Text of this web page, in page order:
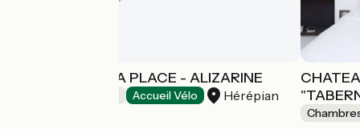
DES LITS SUR LA PLACE - ALIZARINE
Accueil Vélo Hérépian